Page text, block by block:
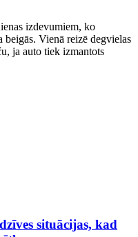
izdevumiem, ko
beigās. Vienā reizē degvielas
ja auto tiek izmantots
situācijas, kad